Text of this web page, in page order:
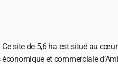
Ce site de 5,6 ha est situé au
économique et commerciale